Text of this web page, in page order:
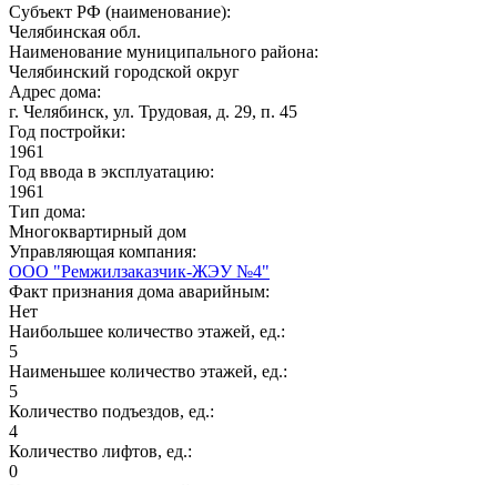
Субъект РФ (наименование):
Челябинская обл.
Наименование муниципального района:
Челябинский городской округ
Адрес дома:
г. Челябинск, ул. Трудовая, д. 29, п. 45
Год постройки:
1961
Год ввода в эксплуатацию:
1961
Тип дома:
Многоквартирный дом
Управляющая компания:
ООО "Ремжилзаказчик-ЖЭУ №4"
Факт признания дома аварийным:
Нет
Наибольшее количество этажей, ед.:
5
Наименьшее количество этажей, ед.:
5
Количество подъездов, ед.:
4
Количество лифтов, ед.:
0